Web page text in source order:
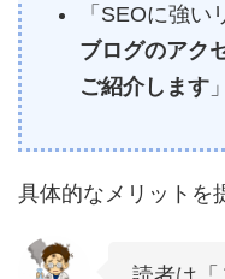
「SEOに強い
ブログのアク
ご紹介します 」
具体的なメリットを